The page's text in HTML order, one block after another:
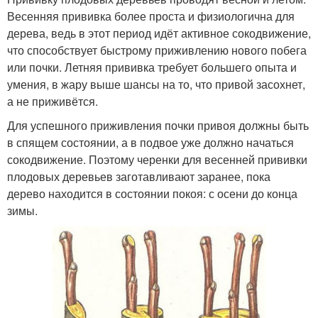
Весенняя прививка более проста и физиологична для
дерева, ведь в этот период идёт активное сокодвижение,
что способствует быстрому приживлению нового побега
или почки. Летняя прививка требует большего опыта и
умения, в жару выше шансы на то, что привой засохнет,
а не приживётся.
Для успешного приживления почки привоя должны быть
в спящем состоянии, а в подвое уже должно начаться
сокодвижение. Поэтому черенки для весенней прививки
плодовых деревьев заготавливают заранее, пока
дерево находится в состоянии покоя: с осени до конца
зимы.